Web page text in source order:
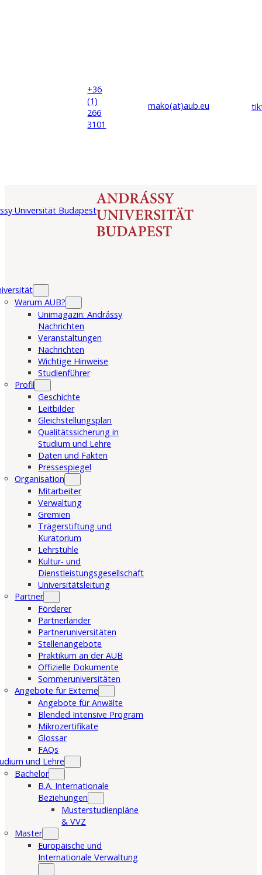
+36
(1)
266
3101
mako(at)aub.eu
Warum AUB?
Unimagazin: Andrássy
Nachrichten
Veranstaltungen
Nachrichten
Wichtige Hinweise
Studienführer
Profil
Geschichte
Leitbilder
Gleichstellungsplan
Qualitätssicherung in
Studium und Lehre
Daten und Fakten
Pressespiegel
Organisation
Mitarbeiter
Verwaltung
Gremien
Trägerstiftung und
Kuratorium
Lehrstühle
Kultur- und
Dienstleistungsgesellschaft
Universitätsleitung
Partner
Förderer
Partnerländer
Partneruniversitäten
Stellenangebote
Praktikum an der AUB
Offizielle Dokumente
Sommeruniversitäten
Angebote für Externe
Angebote für Anwälte
Blended Intensive Program
Mikrozertifikate
Glossar
FAQs
und Lehre
Bachelor
B.A. Internationale
Beziehungen
Musterstudienpläne
& VVZ
Master
Europäische und
Internationale Verwaltung